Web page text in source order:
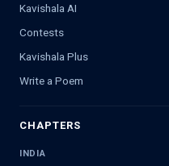
Kavishala AI
Contests
Kavishala Plus
Write a Poem
CHAPTERS
INDIA